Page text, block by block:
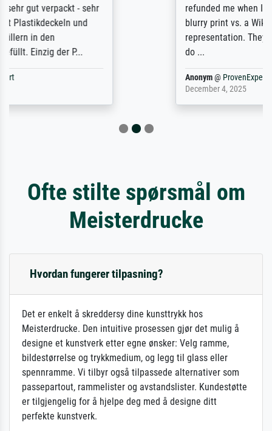
refunded me when I sent pictures of the
blurry print vs. a Wikipedia commons
representation. They stated they couldn't
do ...
Ofte stilte spørsmål om
Meisterdrucke
Hvordan fungerer tilpasning?
Det er enkelt å skreddersy dine kunsttrykk hos
Meisterdrucke. Den intuitive prosessen gjør det mulig å
designe et kunstverk etter egne ønsker: Velg ramme,
bildestørrelse og trykkmedium, og legg til glass eller
spennramme. Vi tilbyr også tilpassede alternativer som
passepartout, rammelister og avstandslister. Kundestøtte
er tilgjengelig for å hjelpe deg med å designe ditt
perfekte kunstverk.